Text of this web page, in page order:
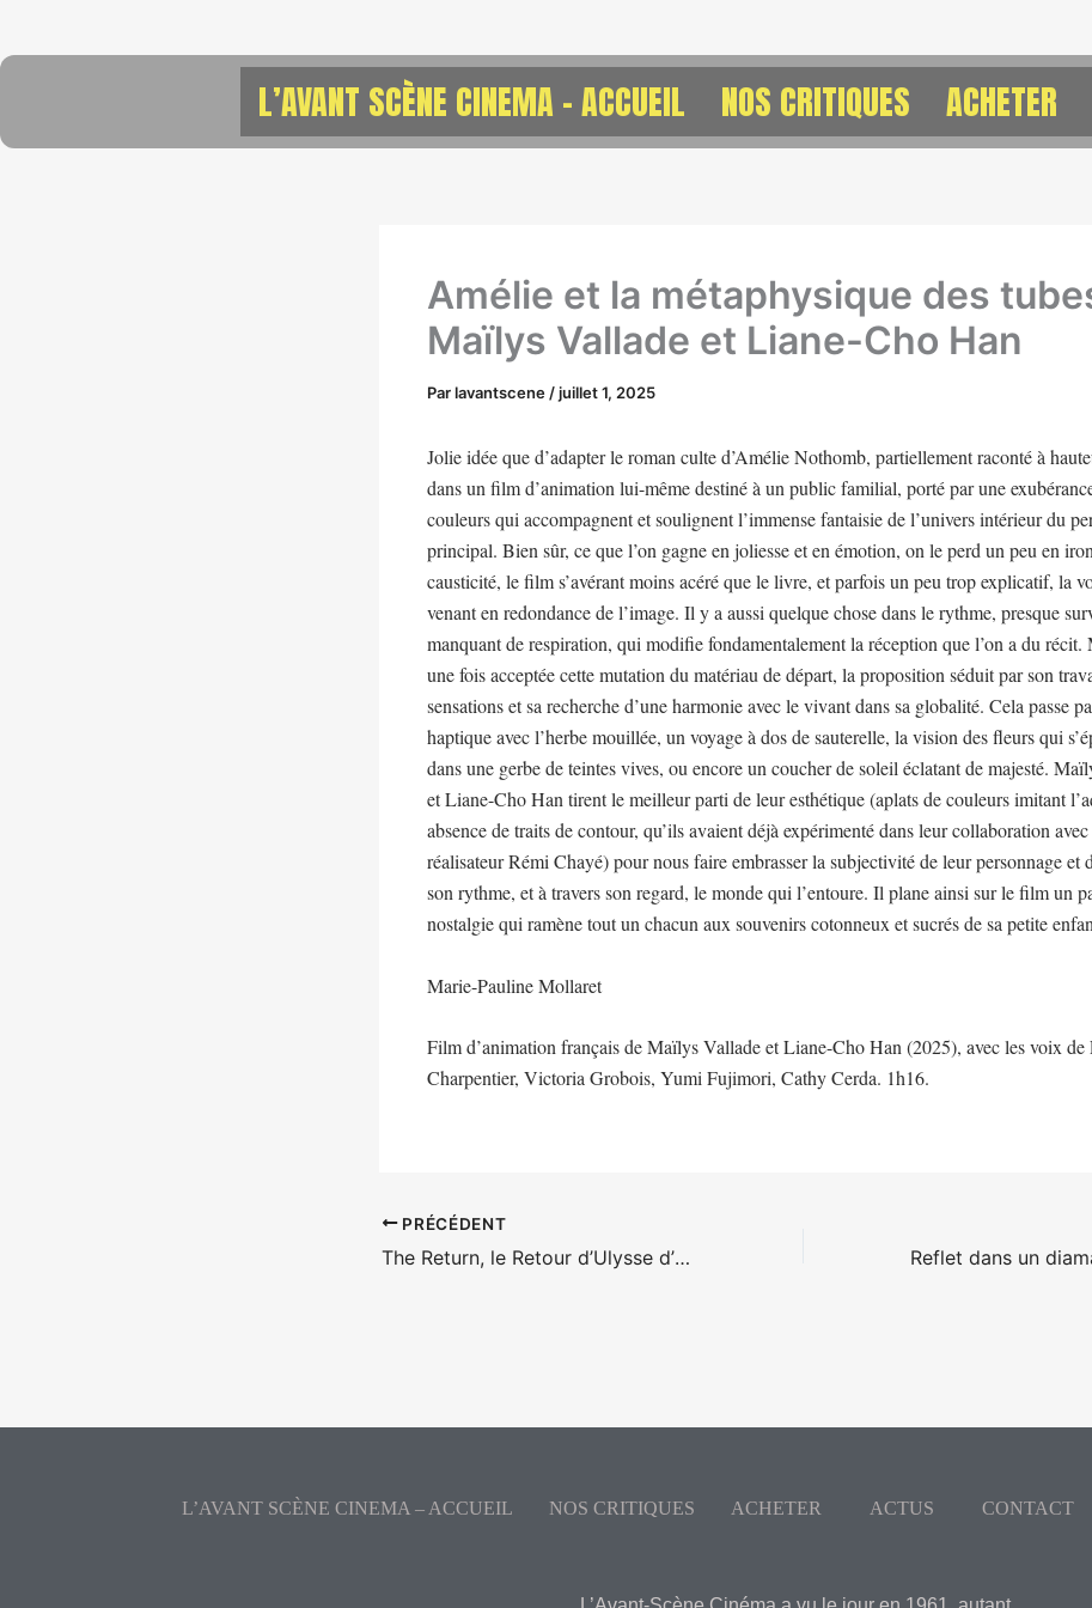
L’AVANT SCÈNE CINEMA – ACCUEIL NOS CRITIQUES ACHETER
Amélie et la métaphysique des
Maïlys Vallade et Liane-Cho Han
Parlavantscene /juillet 1, 2025
Jolie idée que d’adapter le roman culte d’Amélie Nothomb, partiellement raconté à
dans un film d’animation lui-même destiné à un public familial, porté par une
couleurs qui accompagnent et soulignent l’immense fantaisie de l’univers intérieur du
principal. Bien sûr, ce que l’on gagne en joliesse et en émotion, on le perd un peu en
causticité, le film s’avérant moins acéré que le livre, et parfois un peu trop explicatif, la
venant en redondance de l’image. Il y a aussi quelque chose dans le rythme, presque
manquant de respiration, qui modifie fondamentalement la réception que l’on a du récit.
une fois acceptée cette mutation du matériau de départ, la proposition séduit par son
sensations et sa recherche d’une harmonie avec le vivant dans sa globalité. Cela passe
haptique avec l’herbe mouillée, un voyage à dos de sauterelle, la vision des fleurs qui
dans une gerbe de teintes vives, ou encore un coucher de soleil éclatant de majesté.
et Liane-Cho Han tirent le meilleur parti de leur esthétique (aplats de couleurs imitant
absence de traits de contour, qu’ils avaient déjà expérimenté dans leur collaboration
réalisateur Rémi Chayé) pour nous faire embrasser la subjectivité de leur personnage et
son rythme, et à travers son regard, le monde qui l’entoure. Il plane ainsi sur le film un
nostalgie qui ramène tout un chacun aux souvenirs cotonneux et sucrés de sa petite
Marie-Pauline Mollaret
Film d’animation français de Maïlys Vallade et Liane-Cho Han (2025), avec les voix de
Charpentier, Victoria Grobois, Yumi Fujimori, Cathy Cerda. 1h16.
PRÉCÉDENT
The Return, le Retour d’Ulysse d’Uberto Pasolini
L’AVANT SCÈNE CINEMA – ACCUEIL NOS CRITIQUES ACHETER ACTUS CONTACT